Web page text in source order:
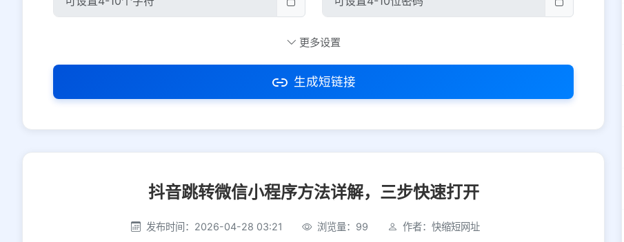
社交平台 电商平台
选择防红平台类型，避免链接被拦截
平台设置
iOS Android PC 其他
更多设置
生成短链接
抖音跳转微信小程序方法详解，三步快速打开
发布时间：2026-04-28 03:21 浏览量：99 作者：快缩短网址